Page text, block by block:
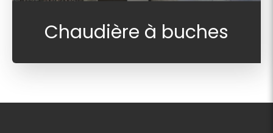
Chaudière à buches